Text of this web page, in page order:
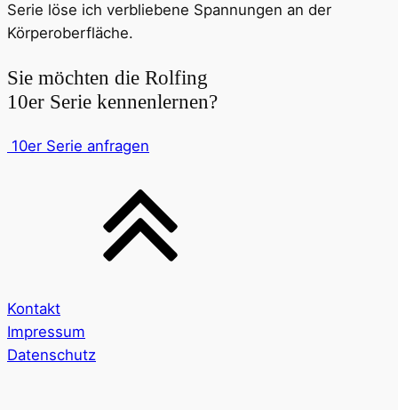
Serie löse ich verbliebene Spannungen an der
Körperoberfläche.
Sie möchten die Rolfing
10er Serie kennenlernen?
10er Serie anfragen
Kontakt
Impressum
Datenschutz